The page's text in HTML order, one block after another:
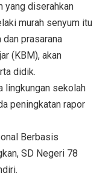
yang diserahkan
murah senyum itu
dan prasarana
(KBM), akan
didik.
lingkungan sekolah
peningkatan rapor
Berbasis
SD Negeri 78